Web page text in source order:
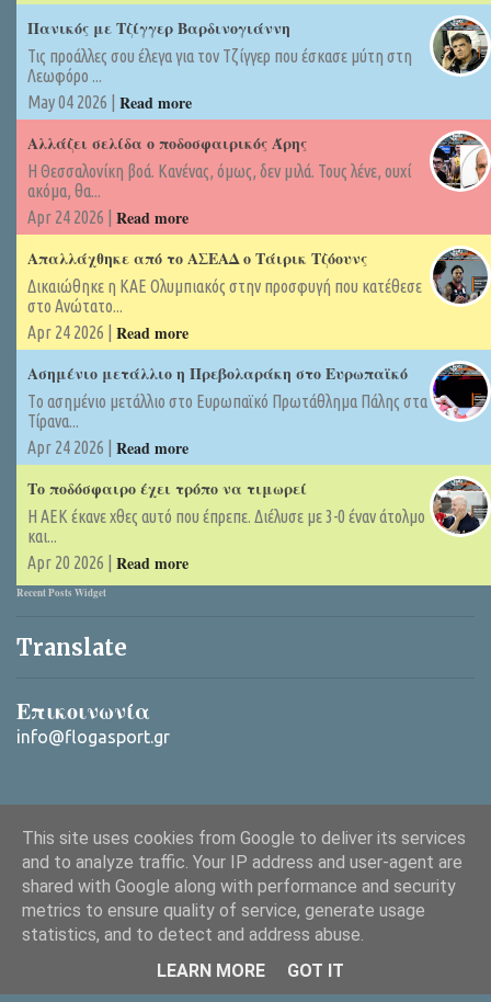
Πανικός με Τζίγγερ Βαρδινογιάννη
Τις προάλλες σου έλεγα για τον Τζίγγερ που έσκασε μύτη στη
Λεωφόρο ...
May 04 2026 | Read more
Αλλάζει σελίδα ο ποδοσφαιρικός Άρης
Η Θεσσαλονίκη βοά. Κανένας, όμως, δεν μιλά. Τους λένε, ουχί
ακόμα, θα...
Apr 24 2026 | Read more
Απαλλάχθηκε από το ΑΣΕΑΔ ο Τάιρικ Τζόουνς
Δικαιώθηκε η ΚΑΕ Ολυμπιακός στην προσφυγή που κατέθεσε
στο Ανώτατο...
Apr 24 2026 | Read more
Ασημένιο μετάλλιο η Πρεβολαράκη στο Ευρωπαϊκό
Tο ασημένιο μετάλλιο στο Ευρωπαϊκό Πρωτάθλημα Πάλης στα
Τίρανα...
Apr 24 2026 | Read more
Το ποδόσφαιρο έχει τρόπο να τιμωρεί
Η ΑΕΚ έκανε χθες αυτό που έπρεπε. Διέλυσε με 3-0 έναν άτολμο
και...
Apr 20 2026 | Read more
Recent Posts Widget
Translate
Επικοινωνία
info@flogasport.gr
Από το Blogger
Copyright © 2025 ΦλόγαSport (flogasport.gr), All rights reserved
This site uses cookies from Google to deliver its services
and to analyze traffic. Your IP address and user-agent are
shared with Google along with performance and security
metrics to ensure quality of service, generate usage
statistics, and to detect and address abuse.
LEARN MORE
GOT IT